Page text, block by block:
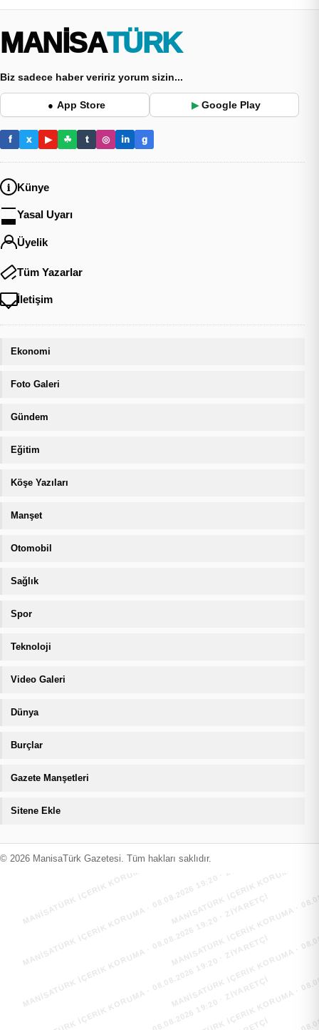
MANİSA TÜRK
Biz sadece haber veririz yorum sizin...
● App Store ▶ Google Play
f x ▶ ☘ t ◎ in g
Künye
Yasal Uyarı
Üyelik
Tüm Yazarlar
İletişim
Ekonomi
Foto Galeri
Gündem
Eğitim
Köşe Yazıları
Manşet
Otomobil
Sağlık
Spor
Teknoloji
Video Galeri
Dünya
Burçlar
Gazete Manşetleri
Sitene Ekle
© 2026 ManisaTürk Gazetesi. Tüm hakları saklıdır.
MANİSATÜRK İÇERİK KORUMA · 08.08.2026 19:20 · ZIYARETÇI
MANİSATÜRK İÇERİK KORUMA
MANİSATÜRK İÇERİK KORUMA · 08.08.2026 19:20 · ZIYARETÇI
MANİSATÜRK İÇERİK KORUMA
MANİSATÜRK İÇERİK KORUMA · 08.08.2026 19:20 · ZIYARETÇI
MANİSATÜRK İÇERİK KORUMA
MANİSATÜRK İÇERİK KORUMA · 08.08.2026 19:20 · ZIYARETÇI
MANİSATÜRK İÇERİK KORUMA